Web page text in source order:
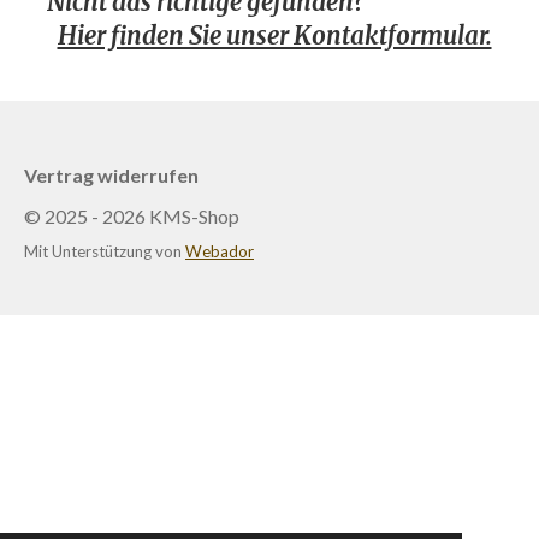
Hier finden Sie unser Kontaktformular.
Vertrag widerrufen
© 2025 - 2026 KMS-Shop
Mit Unterstützung von Webador